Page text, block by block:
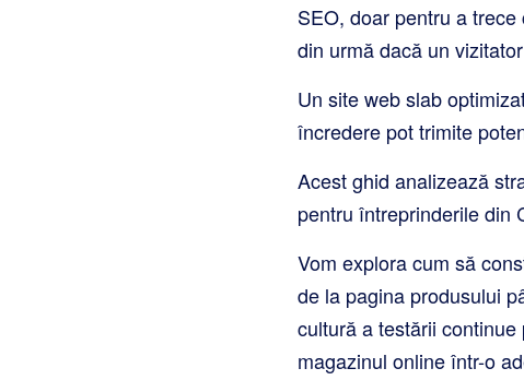
SEO, doar pentru a
din urmă dacă un
Un site web slab
încredere pot trimite
Acest ghid analizează
pentru întreprinderile din
Vom explora cum să
de la pagina produsului
cultură a testării
magazinul online într-o